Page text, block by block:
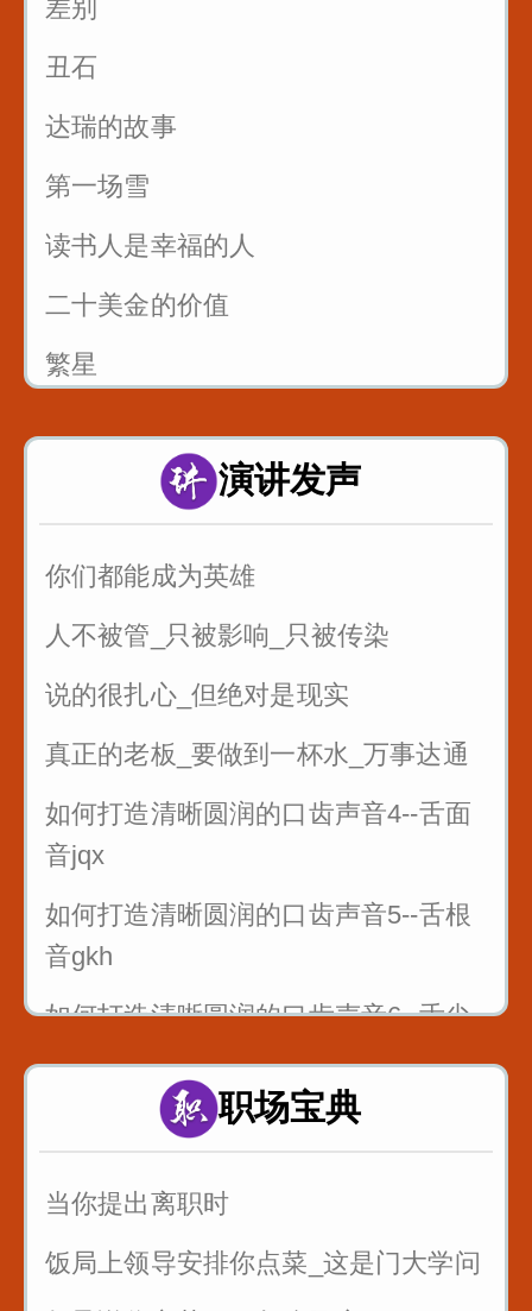
差别
丑石
达瑞的故事
第一场雪
读书人是幸福的人
二十美金的价值
繁星
演讲发声
你们都能成为英雄
人不被管_只被影响_只被传染
说的很扎心_但绝对是现实
真正的老板_要做到一杯水_万事达通
如何打造清晰圆润的口齿声音4--舌面
音jqx
如何打造清晰圆润的口齿声音5--舌根
音gkh
如何打造清晰圆润的口齿声音6--舌尖
前后音zcszhchshr
4_舌面音jqx_漆匠和锡匠
职场宝典
当你提出离职时
饭局上领导安排你点菜_这是门大学问